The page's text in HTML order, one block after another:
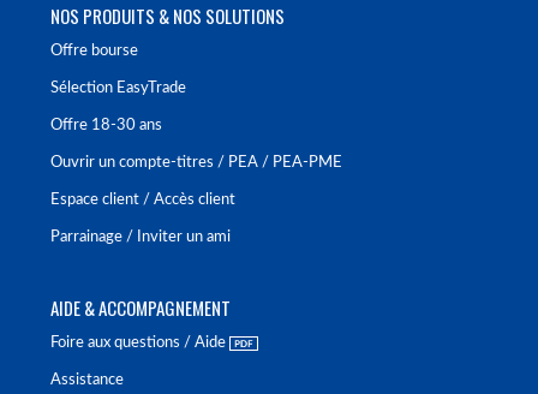
NOS PRODUITS & NOS SOLUTIONS
Offre bourse
Sélection EasyTrade
Offre 18-30 ans
Ouvrir un compte-titres / PEA / PEA-PME
Espace client / Accès client
Parrainage / Inviter un ami
AIDE & ACCOMPAGNEMENT
Foire aux questions / Aide
Assistance